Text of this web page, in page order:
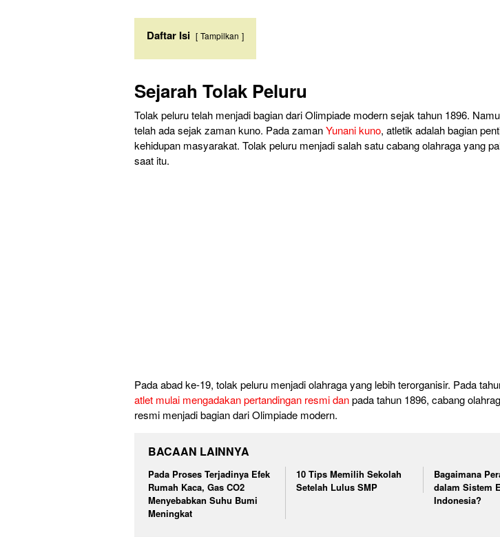
Daftar Isi Tampilkan
Sejarah Tolak Peluru
Tolak peluru telah menjadi bagian dari Olimpiade modern sejak tahun 1896.
telah ada sejak zaman kuno. Pada zamanYunani kuno, atletik adalah bagian
kehidupan masyarakat. Tolak peluru menjadi salah satu cabang olahraga yang
saat itu.
Pada abad ke-19, tolak peluru menjadi olahraga yang lebih terorganisir. Pada
atlet mulai mengadakan pertandingan resmi danpada tahun 1896, cabang
resmi menjadi bagian dari Olimpiade modern.
BACAAN LAINNYA
Pada Proses Terjadinya Efek
Rumah Kaca, Gas CO2
Menyebabkan Suhu Bumi
Meningkat
10 Tips Memilih Sekolah
Setelah Lulus SMP
Bagaimana
dalam Sistem
Indonesia?